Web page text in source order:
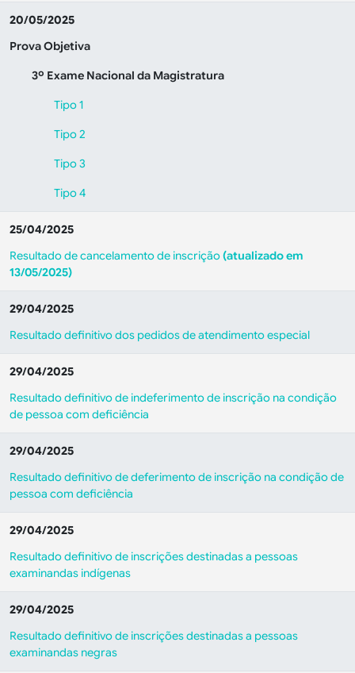
20/05/2025
ProvaObjetiva
3º Exame Nacional da Magistratura
Tipo 1
Tipo 2
Tipo 3
Tipo 4
25/04/2025
Resultado de cancelamento de inscrição(atualizado em
13/05/2025)
29/04/2025
Resultado definitivo dos pedidos de atendimento especial
29/04/2025
Resultado definitivo de indeferimento de inscrição na condição
de pessoa com deficiência
29/04/2025
Resultado definitivo de deferimento de inscrição na condição de
pessoa com deficiência
29/04/2025
Resultado definitivo de inscrições destinadas a pessoas
examinandas indígenas
29/04/2025
Resultado definitivo de inscrições destinadas a pessoas
examinandas negras